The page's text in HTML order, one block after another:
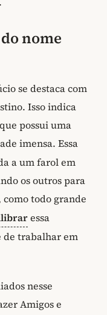
nome
se destaca com
Isso indica
possui uma
imensa. Essa
a um farol em
os outros para
como todo grande
essa
de trabalhar em
nesse
Amigos e